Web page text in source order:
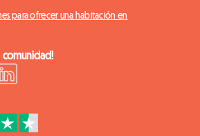
para ofrecer una habitación en
comunidad!